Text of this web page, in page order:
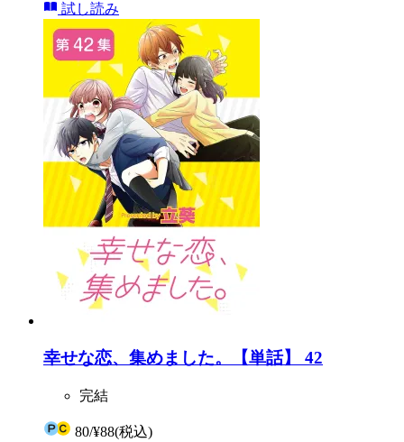
試し読み
幸せな恋、集めました。【単話】 42
完結
80/¥88(税込)